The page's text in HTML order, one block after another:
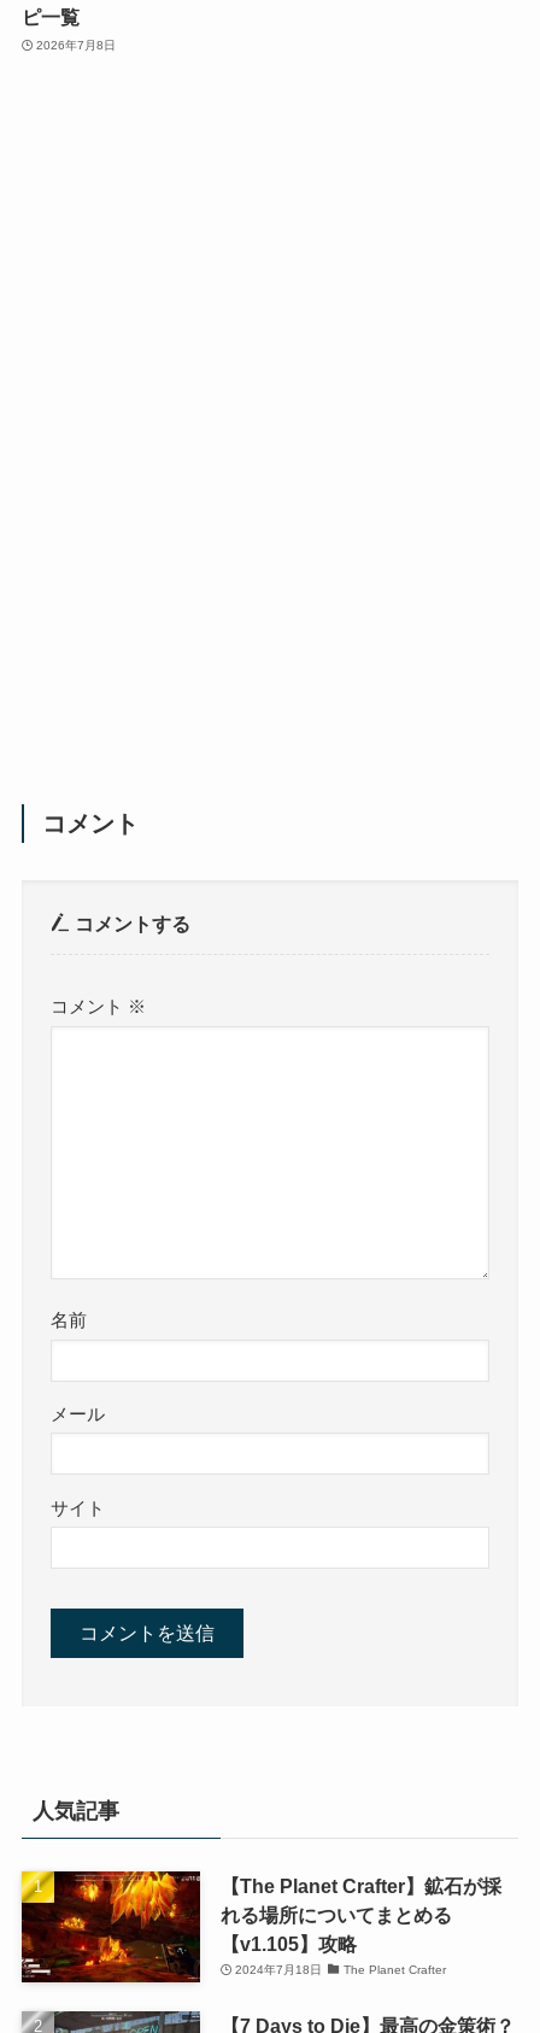
ピ一覧
2026年7月8日
コメント
コメントする
コメント ※
名前
メール
サイト
人気記事
【The Planet Crafter】鉱石が採
れる場所についてまとめる
【v1.105】攻略
2024年7月18日 The Planet Crafter
【7 Days to Die】最高の金策術？